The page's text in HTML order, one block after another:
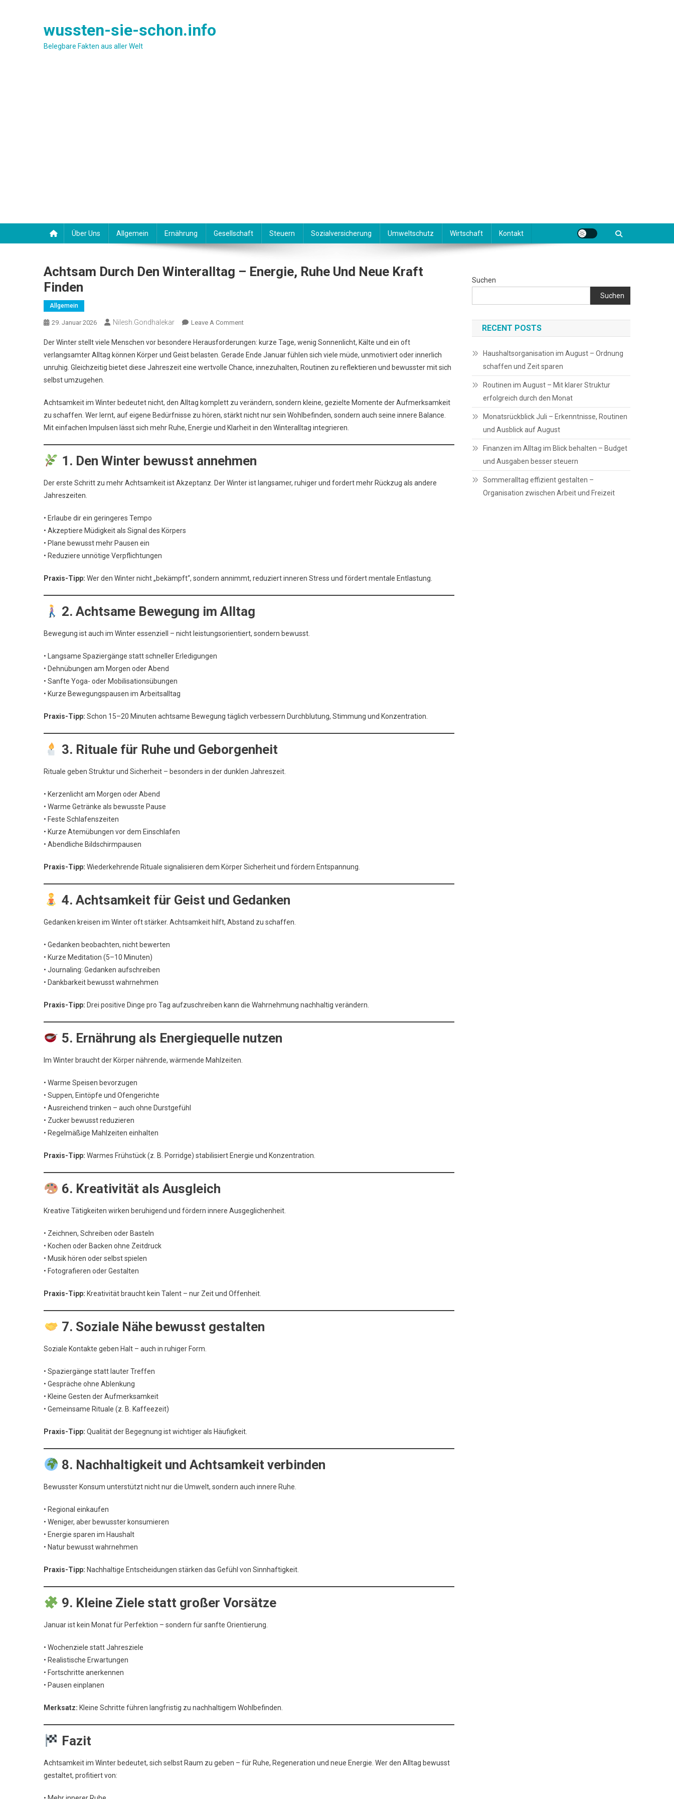
wussten-sie-schon.info
Belegbare Fakten aus aller Welt
Über Uns Allgemein Ernährung Gesellschaft Steuern Sozialversicherung Umweltschutz Wirtschaft Kontakt
Achtsam Durch Den Winteralltag – Energie, Ruhe Und Neue Kraft
Finden
Allgemein
29. Januar 2026 Nilesh.gondhalekar Leave A CommentOn
Durch
Den
Winteralltag
Ruhe
Und
Neue
Der Winter stellt viele Menschen vor besondere Herausforderungen: kurze Tage, wenig Sonnenlicht, Kälte und ein oft
verlangsamter Alltag können Körper und Geist belasten. Gerade Ende Januar fühlen sich viele müde, unmotiviert oder innerlich
unruhig. Gleichzeitig bietet diese Jahreszeit eine wertvolle Chance, innezuhalten, Routinen zu reflektieren und bewusster mit sich
selbst umzugehen.
Achtsamkeit im Winter bedeutet nicht, den Alltag komplett zu verändern, sondern kleine, gezielte Momente der Aufmerksamkeit
zu schaffen. Wer lernt, auf eigene Bedürfnisse zu hören, stärkt nicht nur sein Wohlbefinden, sondern auch seine innere Balance.
Mit einfachen Impulsen lässt sich mehr Ruhe, Energie und Klarheit in den Winteralltag integrieren.
1. Den Winter bewusst annehmen
Der erste Schritt zu mehr Achtsamkeit ist Akzeptanz. Der Winter ist langsamer, ruhiger und fordert mehr Rückzug als andere
Jahreszeiten.
• Erlaube dir ein geringeres Tempo
• Akzeptiere Müdigkeit als Signal des Körpers
• Plane bewusst mehr Pausen ein
• Reduziere unnötige Verpflichtungen
Praxis-Tipp: Wer den Winter nicht „bekämpft“, sondern annimmt, reduziert inneren Stress und fördert mentale Entlastung.
2. Achtsame Bewegung im Alltag
Bewegung ist auch im Winter essenziell – nicht leistungsorientiert, sondern bewusst.
• Langsame Spaziergänge statt schneller Erledigungen
• Dehnübungen am Morgen oder Abend
• Sanfte Yoga- oder Mobilisationsübungen
• Kurze Bewegungspausen im Arbeitsalltag
Praxis-Tipp: Schon 15–20 Minuten achtsame Bewegung täglich verbessern Durchblutung, Stimmung und Konzentration.
3. Rituale für Ruhe und Geborgenheit
Rituale geben Struktur und Sicherheit – besonders in der dunklen Jahreszeit.
• Kerzenlicht am Morgen oder Abend
• Warme Getränke als bewusste Pause
• Feste Schlafenszeiten
• Kurze Atemübungen vor dem Einschlafen
• Abendliche Bildschirmpausen
Praxis-Tipp: Wiederkehrende Rituale signalisieren dem Körper Sicherheit und fördern Entspannung.
4. Achtsamkeit für Geist und Gedanken
Gedanken kreisen im Winter oft stärker. Achtsamkeit hilft, Abstand zu schaffen.
• Gedanken beobachten, nicht bewerten
• Kurze Meditation (5–10 Minuten)
• Journaling: Gedanken aufschreiben
• Dankbarkeit bewusst wahrnehmen
Praxis-Tipp: Drei positive Dinge pro Tag aufzuschreiben kann die Wahrnehmung nachhaltig verändern.
5. Ernährung als Energiequelle nutzen
Im Winter braucht der Körper nährende, wärmende Mahlzeiten.
• Warme Speisen bevorzugen
• Suppen, Eintöpfe und Ofengerichte
• Ausreichend trinken – auch ohne Durstgefühl
• Zucker bewusst reduzieren
• Regelmäßige Mahlzeiten einhalten
Praxis-Tipp: Warmes Frühstück (z. B. Porridge) stabilisiert Energie und Konzentration.
6. Kreativität als Ausgleich
Kreative Tätigkeiten wirken beruhigend und fördern innere Ausgeglichenheit.
• Zeichnen, Schreiben oder Basteln
• Kochen oder Backen ohne Zeitdruck
• Musik hören oder selbst spielen
• Fotografieren oder Gestalten
Praxis-Tipp: Kreativität braucht kein Talent – nur Zeit und Offenheit.
7. Soziale Nähe bewusst gestalten
Soziale Kontakte geben Halt – auch in ruhiger Form.
• Spaziergänge statt lauter Treffen
• Gespräche ohne Ablenkung
• Kleine Gesten der Aufmerksamkeit
• Gemeinsame Rituale (z. B. Kaffeezeit)
Praxis-Tipp: Qualität der Begegnung ist wichtiger als Häufigkeit.
8. Nachhaltigkeit und Achtsamkeit verbinden
Bewusster Konsum unterstützt nicht nur die Umwelt, sondern auch innere Ruhe.
• Regional einkaufen
• Weniger, aber bewusster konsumieren
• Energie sparen im Haushalt
• Natur bewusst wahrnehmen
Praxis-Tipp: Nachhaltige Entscheidungen stärken das Gefühl von Sinnhaftigkeit.
9. Kleine Ziele statt großer Vorsätze
Januar ist kein Monat für Perfektion – sondern für sanfte Orientierung.
• Wochenziele statt Jahresziele
• Realistische Erwartungen
• Fortschritte anerkennen
• Pausen einplanen
Merksatz: Kleine Schritte führen langfristig zu nachhaltigem Wohlbefinden.
Fazit
Achtsamkeit im Winter bedeutet, sich selbst Raum zu geben – für Ruhe, Regeneration und neue Energie. Wer den Alltag bewusst
gestaltet, profitiert von:
Suchen
Suchen
RECENT POSTS
Haushaltsorganisation im August – Ordnung
schaffen und Zeit sparen
Routinen im August – Mit klarer Struktur
erfolgreich durch den Monat
Monatsrückblick Juli – Erkenntnisse, Routinen
und Ausblick auf August
Finanzen im Alltag im Blick behalten – Budget
und Ausgaben besser steuern
Sommeralltag effizient gestalten –
Organisation zwischen Arbeit und Freizeit